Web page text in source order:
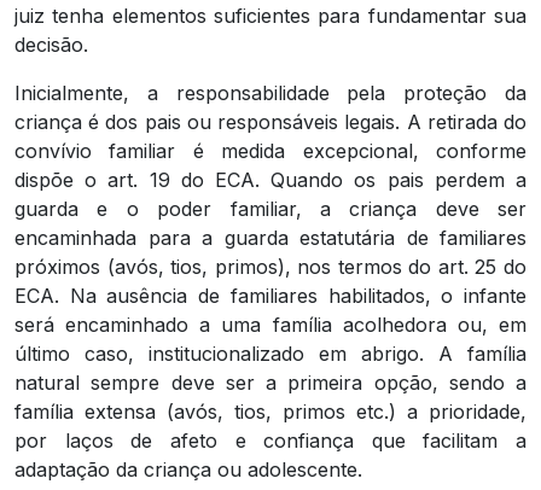
juiz tenha elementos suficientes para fundamentar sua
decisão.
Inicialmente, a responsabilidade pela proteção da
criança é dos pais ou responsáveis legais. A retirada do
convívio familiar é medida excepcional, conforme
dispõe o art. 19 do ECA. Quando os pais perdem a
guarda e o poder familiar, a criança deve ser
encaminhada para a guarda estatutária de familiares
próximos (avós, tios, primos), nos termos do art. 25 do
ECA. Na ausência de familiares habilitados, o infante
será encaminhado a uma família acolhedora ou, em
último caso, institucionalizado em abrigo. A família
natural sempre deve ser a primeira opção, sendo a
família extensa (avós, tios, primos etc.) a prioridade,
por laços de afeto e confiança que facilitam a
adaptação da criança ou adolescente.